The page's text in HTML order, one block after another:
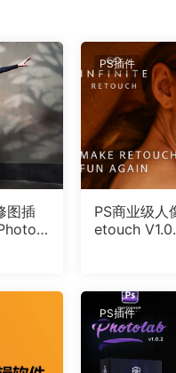
2023.5之前，请确保
，ON1 Resize AI都将成
图插
PS插件
PS商业级人
etouch
PS插件